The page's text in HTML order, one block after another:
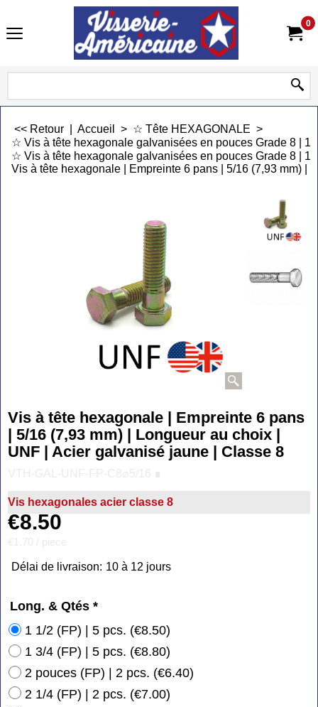
0
<< Retour Accueil > ☆ Tête HEXAGONALE >
☆ Vis à tête hexagonale galvanisées en pouces Grade 8 |
☆ Vis à tête hexagonale galvanisées en pouces Grade 8 |
Vis à tête hexagonale | Empreinte 6 pans | 5/16 (7,93 mm)
Vis à tête hexagonale | Empreinte 6 pans
| 5/16 (7,93 mm) | Longueur au choix |
UNF | Acier galvanisé jaune | Classe 8
Vis hexagonales acier classe 8
€8.50
Délai de livraison: 10 à 12 jours
Long. & Qtés *
1 1/2 (FP) | 5 pcs. (€8.50)
1 3/4 (FP) | 5 pcs. (€8.80)
2 pouces (FP) | 2 pcs. (€6.40)
2 1/4 (FP) | 2 pcs. (€7.00)